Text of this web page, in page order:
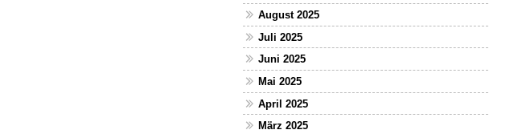
August 2025
Juli 2025
Juni 2025
Mai 2025
April 2025
März 2025